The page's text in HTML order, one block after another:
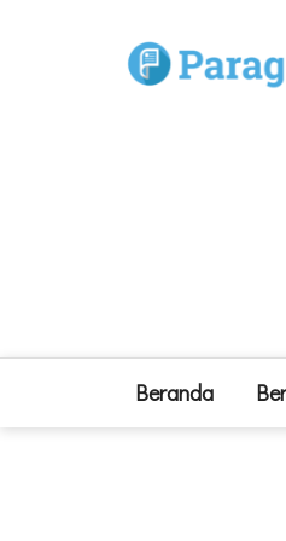
Beranda